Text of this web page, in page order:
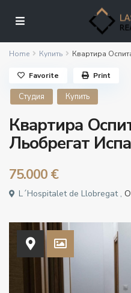
Home Купить Квартира
Студия Купить
Квартира
Льобрегат
75.000 €
L´Hospitalet de Llobregat ,
Favorite Print